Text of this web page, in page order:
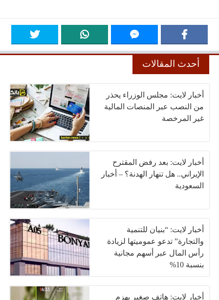
أحدث المقالات
أخبار لايت: مجلس الوزراء يحذر
من النصب عبر المنصات المالية
غير المرخصة
أخبار لايت: بعد رفض المقترح
الإيراني.. هل تنهار الهدنة؟ – أخبار
السعودية
أخبار لايت: “بنيان للتنمية
والتجارة” تدعو عموميتها لزيادة
رأس المال عبر أسهم مجانية
بنسبة 10%
أخبار لايت: هاتف صغير يهزم